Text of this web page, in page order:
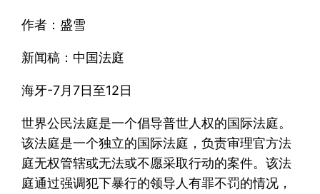
作者：盛雪
新闻稿：中国法庭
海牙-7月7日至12日
世界公民法庭是一个倡导普世人权的国际法庭。
该法庭是一个独立的国际法庭，负责审理官方法
庭无权管辖或无法或不愿采取行动的案件。该法
庭通过强调犯下暴行的领导人有罪不罚的情况，